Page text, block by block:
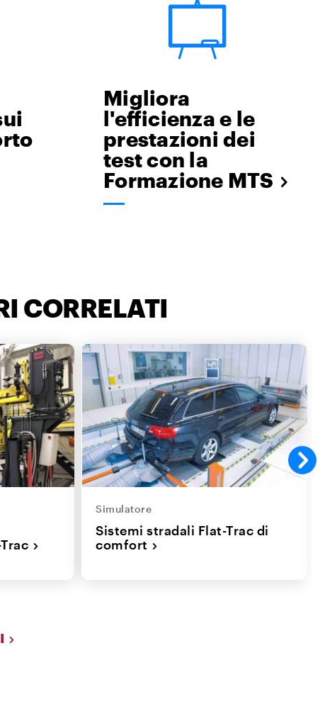
Migliora
l'efficienza e le
prestazioni dei
test con la
Formazione MTS
CORRELATI
Simulatore
Sistemi stradali Flat-Trac di
comfort